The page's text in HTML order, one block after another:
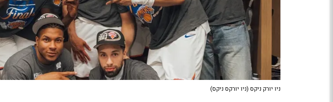
ניו יורק ניקס (ניו יורקס ניקס)